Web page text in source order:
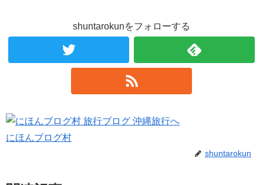
shuntarokunをフォローする
にほんブログ村
shuntarokun